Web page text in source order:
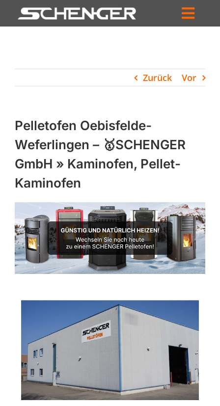
Inhalt
HÄNDLERSUCHE
UNTERNEHMEN
PROFIL
WARENKORB
SEARCH
Zurück Vor
Pelletofen Oebisfelde-
Weferlingen – 🥇SCHENGER
GmbH » Kaminofen, Pellet-
Kaminofen